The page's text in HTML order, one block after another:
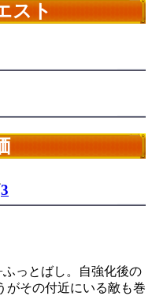
スト
3
っとばし。自強化後の
がその付近にいる敵も巻